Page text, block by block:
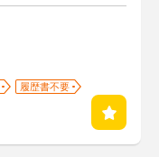
履歴書不要